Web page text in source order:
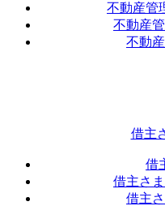
不動産管
不動産
不動
借主
借
借主さ
借主